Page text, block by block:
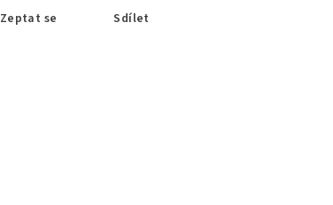
Zeptat se Sdílet